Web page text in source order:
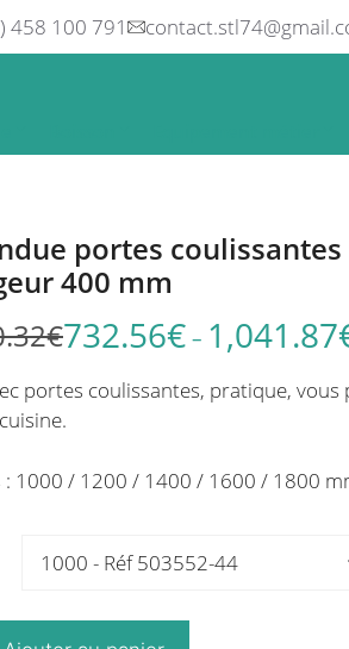
458 100 791
portes
400 mm
€Plage
prix :
872.10€
1,240.32€
732.56€ – 1,041.87
portes coulissantes, pratique, vous
1000 / 1200 / 1400 / 1600 / 1800